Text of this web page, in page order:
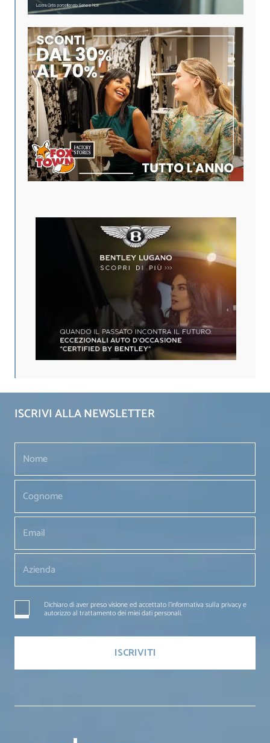
ISCRIVI ALLA NEWSLETTER
Dichiaro di aver preso visione ed accettato l'informativa sulla privacy e
autorizzo al trattamento dei miei dati personali.